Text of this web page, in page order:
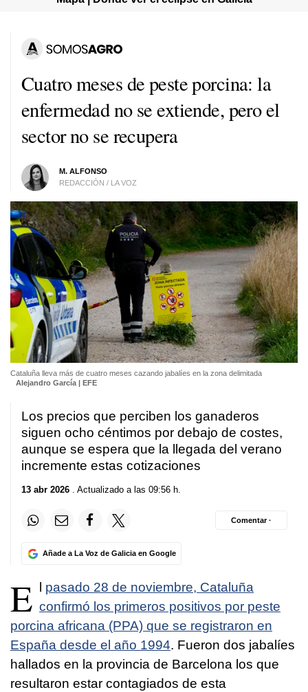
Cuatro meses de peste porcina: la
enfermedad no se extiende, pero el
sector no se recupera
M. ALFONSO
REDACCIÓN / LA VOZ
Cataluña lleva más de cuatro meses cazando jabalíes en la zona delimitada
Alejandro García | EFE
Los precios que perciben los ganaderos
siguen ocho céntimos por debajo de costes,
aunque se espera que la llegada del verano
incremente estas cotizaciones
13 abr 2026 . Actualizado a las 09:56 h.
Añade a La Voz de Galicia en Google
Comentar ·
E
pasado 28 de noviembre, Cataluña
confirmó los primeros positivos por peste
porcina africana (PPA) que se registraron en
España desde el año 1994. Fueron dos jabalíes
hallados en la provincia de Barcelona los que
resultaron estar contagiados de esta